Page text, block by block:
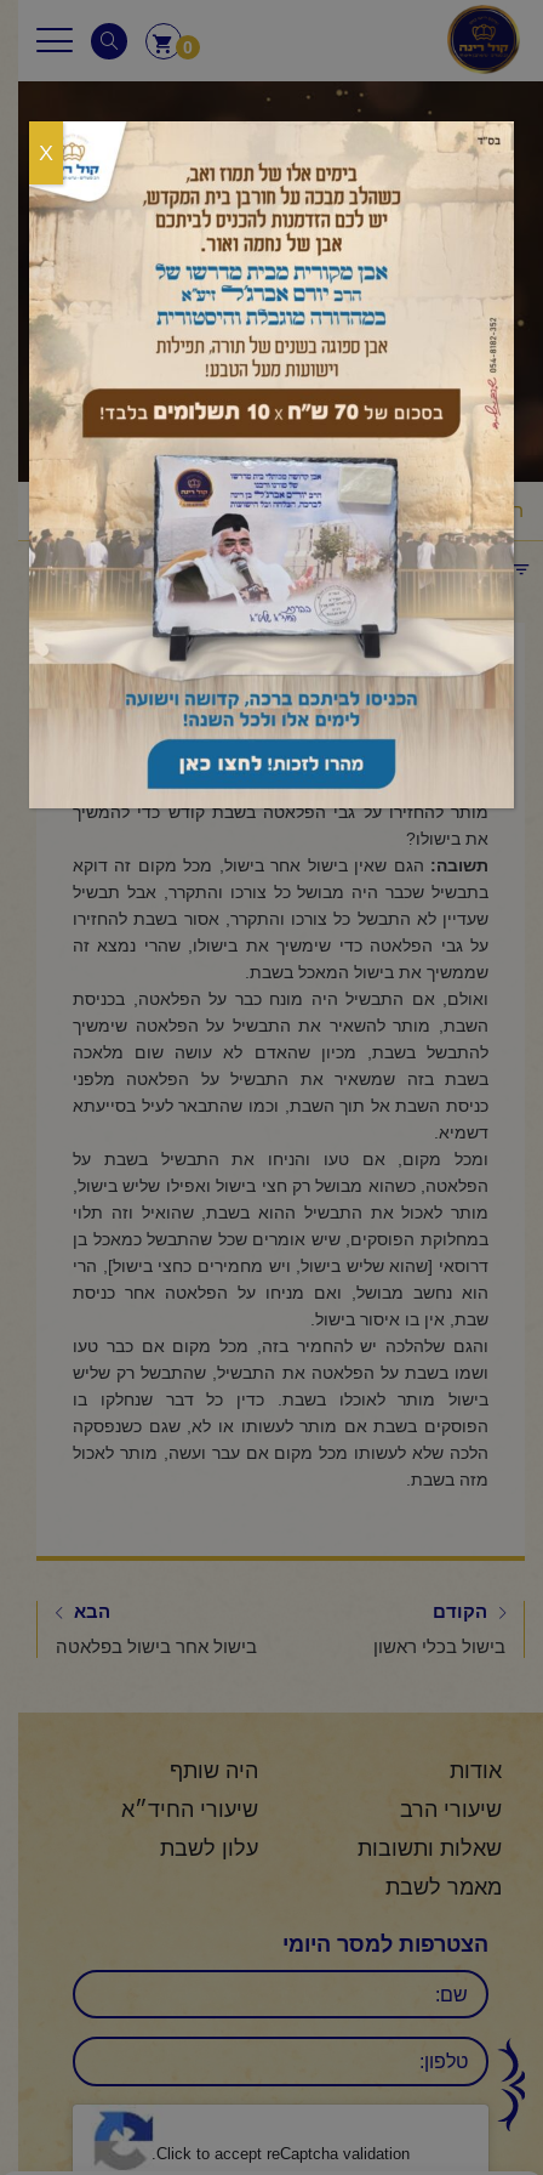
0
שאלות ותשובות
ראשי/שאלות ותשובות/ שבת,בישול בשבת/החזרה בחצי בישול
תפריט קטגוריות
החזרה בחצי בישול
אפריל 28, 2022
בשר או עוף שהיה מבושל מיום שישי חצי בישול או
קצת יותר מחצי בישול, אך לא היה מבושל כל צורכו, האם
מותר להחזירו על גבי הפלאטה בשבת קודש כדי להמשיך
את בישולו?
תשובה: הגם שאין בישול אחר בישול, מכל מקום זה דוקא
בתבשיל שכבר היה מבושל כל צורכו והתקרר, אבל תבשיל
שעדיין לא התבשל כל צורכו והתקרר, אסור בשבת להחזירו
על גבי הפלאטה כדי שימשיך את בישולו, שהרי נמצא זה
שממשיך את בישול המאכל בשבת.
ואולם, אם התבשיל היה מונח כבר על הפלאטה, בכניסת
השבת, מותר להשאיר את התבשיל על הפלאטה שימשיך
להתבשל בשבת, מכיון שהאדם לא עושה שום מלאכה
בשבת בזה שמשאיר את התבשיל על הפלאטה מלפני
כניסת השבת אל תוך השבת, וכמו שהתבאר לעיל בסייעתא
דשמיא.
ומכל מקום, אם טעו והניחו את התבשיל בשבת על
הפלאטה, כשהוא מבושל רק חצי בישול ואפילו שליש בישול,
מותר לאכול את התבשיל ההוא בשבת, שהואיל וזה תלוי
במחלוקת הפוסקים, שיש אומרים שכל שהתבשל כמאכל בן
דרוסאי [שהוא שליש בישול, ויש מחמירים כחצי בישול], הרי
הוא נחשב מבושל, ואם מניחו על הפלאטה אחר כניסת
שבת, אין בו איסור בישול.
והגם שלהלכה יש להחמיר בזה, מכל מקום אם כבר טעו
ושמו בשבת על הפלאטה את התבשיל, שהתבשל רק שליש
בישול מותר לאוכלו בשבת. כדין כל דבר שנחלקו בו
הפוסקים בשבת אם מותר לעשותו או לא, שגם כשנפסקה
הלכה שלא לעשותו מכל מקום אם עבר ועשה, מותר לאכול
מזה בשבת.
הקודם
בישול בכלי ראשון
הבא
בישול אחר בישול בפלאטה
אודות
היה שותף
שיעורי הרב
שיעורי החיד״א
שאלות ותשובות
עלון לשבת
מאמר לשבת
הצטרפות למסר היומי
שם
טלפון:
Click to accept reCaptcha validation.
X